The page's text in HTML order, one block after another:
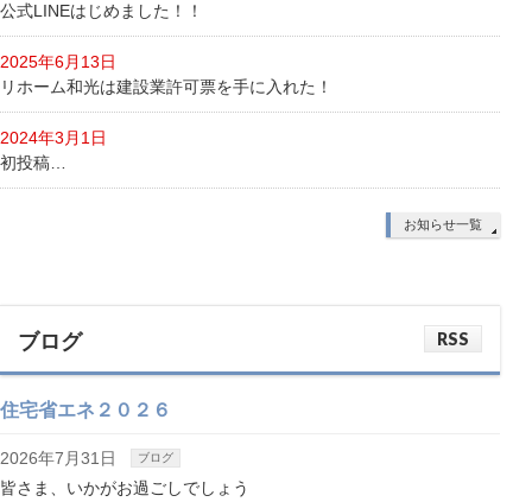
公式LINEはじめました！！
2025年6月13日
リホーム和光は建設業許可票を手に入れた！
2024年3月1日
初投稿…
お知らせ一覧
ブログ RSS
住宅省エネ２０２６
2026年7月31日 ブログ
皆さま、いかがお過ごしでしょう